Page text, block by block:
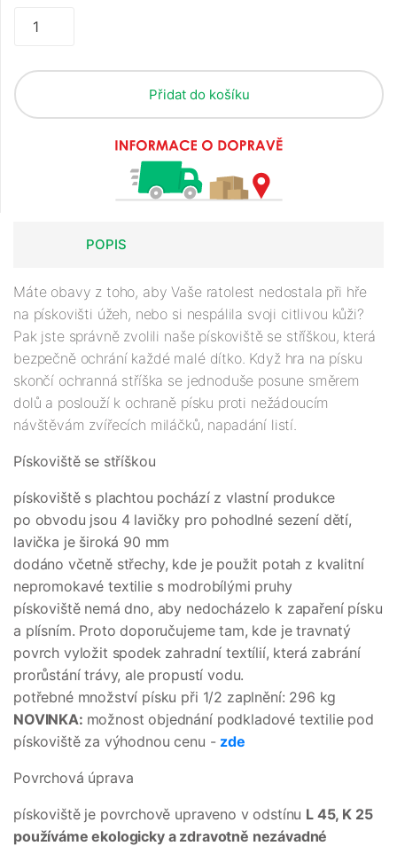
Přidat do košíku
POPIS
Máte obavy z toho, aby Vaše ratolest nedostala při hře
na pískovišti úžeh, nebo si nespálila svoji citlivou kůži?
Pak jste správně zvolili naše pískoviště se stříškou, která
bezpečně ochrání každé malé dítko. Když hra na písku
skončí ochranná stříška se jednoduše posune směrem
dolů a poslouží k ochraně písku proti nežádoucím
návštěvám zvířecích miláčků, napadání listí.
Pískoviště se stříškou
pískoviště s plachtou pochází z vlastní produkce
po obvodu jsou 4 lavičky pro pohodlné sezení dětí,
lavička je široká 90 mm
dodáno včetně střechy, kde je použit potah z kvalitní
nepromokavé textilie s modrobílými pruhy
pískoviště nemá dno, aby nedocházelo k zapaření písku
a plísním. Proto doporučujeme tam, kde je travnatý
povrch vyložit spodek zahradní textílií, která zabrání
prorůstání trávy, ale propustí vodu.
potřebné množství písku při 1/2 zaplnění: 296 kg
NOVINKA: možnost objednání podkladové textilie pod
pískoviště za výhodnou cenu - zde
Povrchová úprava
pískoviště je povrchově upraveno v odstínu L 45, K 25
používáme ekologicky a zdravotně nezávadné